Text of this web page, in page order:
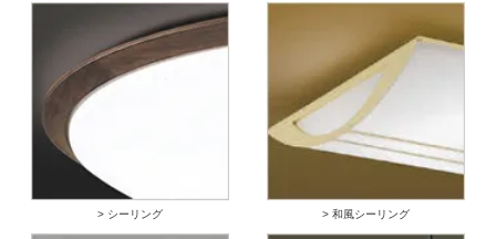
> シーリング > 和風シーリング